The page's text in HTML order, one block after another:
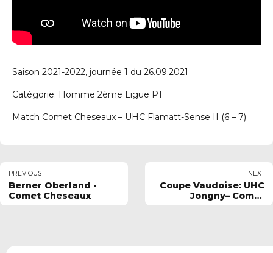
Saison 2021-2022, journée 1 du 26.09.2021
Catégorie: Homme 2ème Ligue PT
Match Comet Cheseaux – UHC Flamatt-Sense II (6 – 7)
PREVIOUS
Berner Oberland -
Comet Cheseaux
NEXT
Coupe Vaudoise: UHC
Jongny– Comet